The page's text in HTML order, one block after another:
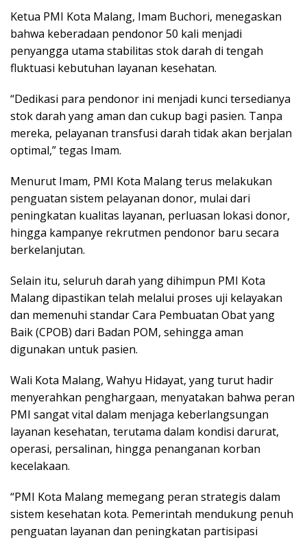
Ketua PMI Kota Malang, Imam Buchori, menegaskan
bahwa keberadaan pendonor 50 kali menjadi
penyangga utama stabilitas stok darah di tengah
fluktuasi kebutuhan layanan kesehatan.
“Dedikasi para pendonor ini menjadi kunci tersedianya
stok darah yang aman dan cukup bagi pasien. Tanpa
mereka, pelayanan transfusi darah tidak akan berjalan
optimal,” tegas Imam.
Menurut Imam, PMI Kota Malang terus melakukan
penguatan sistem pelayanan donor, mulai dari
peningkatan kualitas layanan, perluasan lokasi donor,
hingga kampanye rekrutmen pendonor baru secara
berkelanjutan.
Selain itu, seluruh darah yang dihimpun PMI Kota
Malang dipastikan telah melalui proses uji kelayakan
dan memenuhi standar Cara Pembuatan Obat yang
Baik (CPOB) dari Badan POM, sehingga aman
digunakan untuk pasien.
Wali Kota Malang, Wahyu Hidayat, yang turut hadir
menyerahkan penghargaan, menyatakan bahwa peran
PMI sangat vital dalam menjaga keberlangsungan
layanan kesehatan, terutama dalam kondisi darurat,
operasi, persalinan, hingga penanganan korban
kecelakaan.
“PMI Kota Malang memegang peran strategis dalam
sistem kesehatan kota. Pemerintah mendukung penuh
penguatan layanan dan peningkatan partisipasi